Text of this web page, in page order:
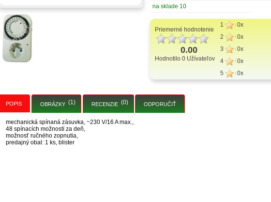
na sklade 10
Priemerné hodnotenie
0.00
Hodnotilo 0 Užívateľov
1
0x
2
0x
3
0x
4
0x
5
0x
POPIS OBRÁZKY (1) RECENZIE (0) ODPORUČIŤ
mechanická spínaná zásuvka, ~230 V/16 A max.,
48 spínacích možností za deň,
možnosť ručného zopnutia,
predajný obal: 1 ks, blister